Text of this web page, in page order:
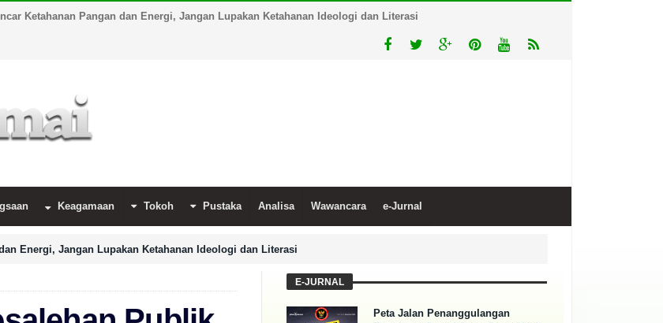
Ketahanan Pangan dan Energi, Jangan Lupakan Ketahanan Ideologi dan Literasi
Keagamaan Tokoh Pustaka Analisa Wawancara e-Jurnal
Energi, Jangan Lupakan Ketahanan Ideologi dan Literasi
E-JURNAL
Peta Jalan Penanggulangan